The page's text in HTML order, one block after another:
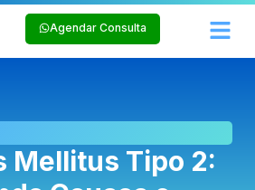
Agendar Consulta
Mellitus Tipo 2: